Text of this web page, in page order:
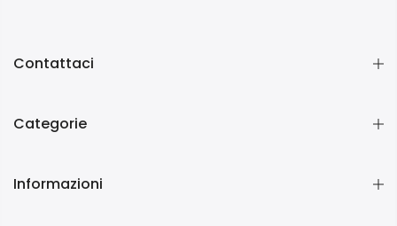
Contattaci
Categorie
Informazioni